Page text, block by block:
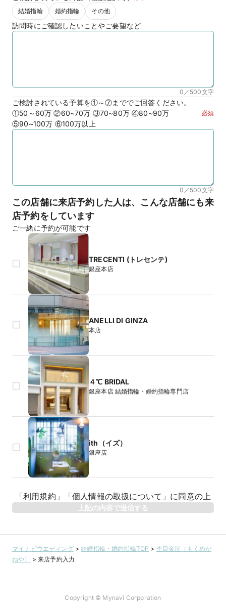
結婚指輪
婚約指輪 その他
訪問時にご確認したいことやご要望など
0／500文字
ご検討されている予算を①～⑦まででご回答ください。
①50～60万 ②60~70万 ③70~80万 ④80~90万
⑤90~100万 ⑥100万以上
必須
0／500文字
この店舗に来店予約した人は、こんな店舗にも来
店予約をしています
ご一緒に予約が可能です
TRECENTI (トレセンテ)
銀座本店
ANELLI DI GINZA
本店
４℃ BRIDAL
銀座本店 結婚指輪・婚約指輪専門店
ith（イズ）
銀座店
「利用規約 」 「個人情報の取扱について 」 に同意の上
上記の内容で送信する
マイナビウエディング>結婚指輪・婚約指輪TOP > 杢目金屋（もくめが
ねや）
>来店予約入力
Copyright © Mynavi Corporation